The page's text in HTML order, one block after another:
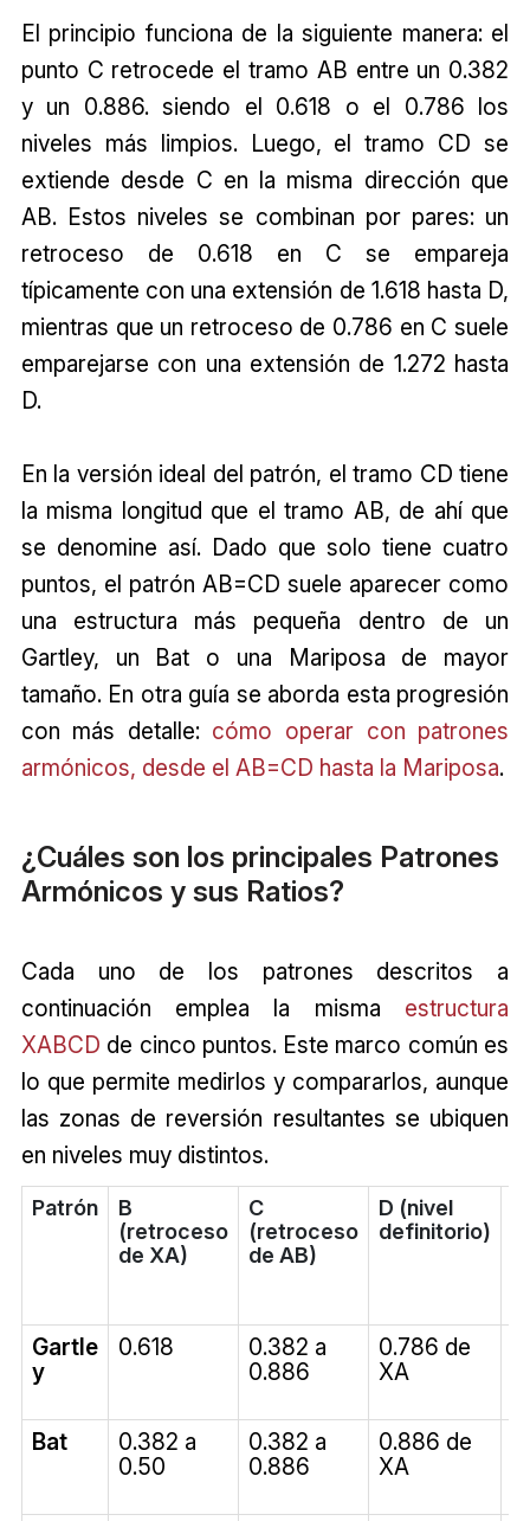
El principio funciona de la siguiente manera: el
punto C retrocede el tramo AB entre un 0.382
y un 0.886. siendo el 0.618 o el 0.786 los
niveles más limpios. Luego, el tramo CD se
extiende desde C en la misma dirección que
AB. Estos niveles se combinan por pares: un
retroceso de 0.618 en C se empareja
típicamente con una extensión de 1.618 hasta D,
mientras que un retroceso de 0.786 en C suele
emparejarse con una extensión de 1.272 hasta
D.
En la versión ideal del patrón, el tramo CD tiene
la misma longitud que el tramo AB, de ahí que
se denomine así. Dado que solo tiene cuatro
puntos, el patrón AB=CD suele aparecer como
una estructura más pequeña dentro de un
Gartley, un Bat o una Mariposa de mayor
tamaño. En otra guía se aborda esta progresión
con más detalle: cómo operar con patrones
armónicos, desde el AB=CD hasta la Mariposa.
¿Cuáles son los principales Patrones
Armónicos y sus Ratios?
Cada uno de los patrones descritos a
continuación emplea la misma estructura
XABCD de cinco puntos. Este marco común es
lo que permite medirlos y compararlos, aunque
las zonas de reversión resultantes se ubiquen
en niveles muy distintos.
Patrón
B
(retroceso
de XA)
C
(retroceso
de AB)
D (nivel
definitorio)
Gartle
y
0.618
0.382 a
0.886
0.786 de
XA
Bat
0.382 a
0.50
0.382 a
0.886
0.886 de
XA